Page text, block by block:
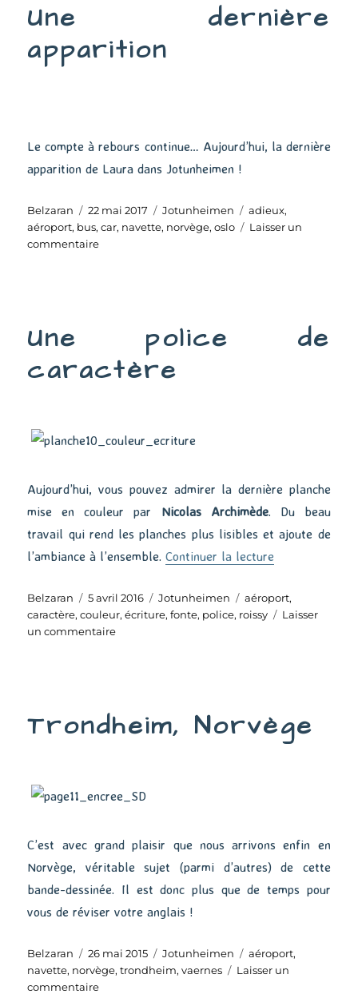
Une dernière
apparition
Le compte à rebours continue… Aujourd’hui, la dernière
apparition de Laura dans Jotunheimen !
Auteur
Belzaran
Publié
le
22 mai 2017 Catégories
Jotunheimen Étiquettes
adieux,
aéroport, bus,car, navette, norvège,oslo
Laisser un
commentairesur
Une police de
caractère
Aujourd’hui, vous pouvez admirer la dernière planche
mise en couleur par Nicolas Archimède. Du beau
travail qui rend les planches plus lisibles et ajoute de
l’ambiance à l’ensemble.Continuer la lecture
Auteur
Belzaran
Publié
le
5 avril 2016 Catégories
Jotunheimen Étiquettes
aéroport,
caractère,couleur,écriture,fonte, police, roissy
Laisser
un commentairesur
Trondheim, Norvège
C’est avec grand plaisir que nous arrivons enfin en
Norvège, véritable sujet (parmi d’autres) de cette
bande-dessinée. Il est donc plus que de temps pour
vous de réviser votre anglais !
Auteur
Belzaran
Publié
le
26 mai 2015 Catégories
Jotunheimen Étiquettes
aéroport,
navette, norvège,trondheim,vaernes
Laisser un
commentairesur